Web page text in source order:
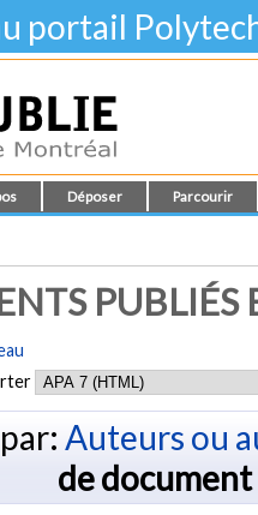
portail
Déposer Parcourir
PUBLIÉS
Auteurs ou
de document